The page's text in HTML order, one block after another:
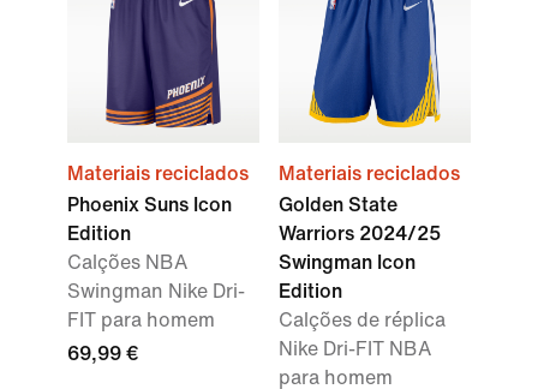
Materiais reciclados
Phoenix Suns Icon
Edition
Calções NBA
Swingman Nike Dri-
FIT para homem
69,99 €
Materiais reciclados
Golden State
Warriors 2024/25
Swingman Icon
Edition
Calções de réplica
Nike Dri-FIT NBA
para homem